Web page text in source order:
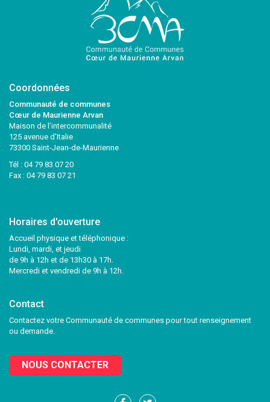
Coordonnées
Communauté de communes
Cœur de Maurienne Arvan
Maison de l’intercommunalité
125 avenue d’Italie
73300 Saint-Jean-de-Maurienne
Tél : 04 79 83 07 20
Fax : 04 79 83 07 21
Horaires d'ouverture
Accueil physique et téléphonique :
Lundi, mardi, et jeudi
de 9h à 12h et de 13h30 à 17h.
Mercredi et vendredi de 9h à 12h.
Contact
Contactez votre Communauté de communes pour tout renseignement
ou demande.
NOUS CONTACTER